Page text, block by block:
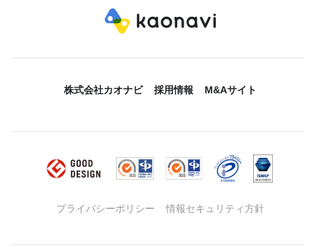
株式会社カオナビ 採用情報 M&Aサイト
プライバシーポリシー 情報セキュリティ方針